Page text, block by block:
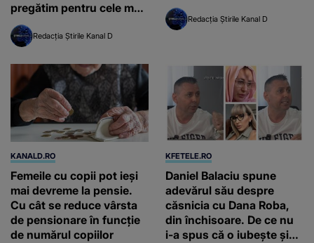
pregătim pentru cele mai
dificile situaţii şi toată
lumea rămâne în
Redacția Știrile Kanal D
Redacția Știrile Kanal D
KANALD.RO
Femeile cu copii pot ieși
mai devreme la pensie.
Cu cât se reduce vârsta
de pensionare în funcție
de numărul copiilor
KFETELE.RO
Daniel Balaciu spune
adevărul său despre
căsnicia cu Dana Roba,
din închisoare. De ce nu
i-a spus că o iubește și